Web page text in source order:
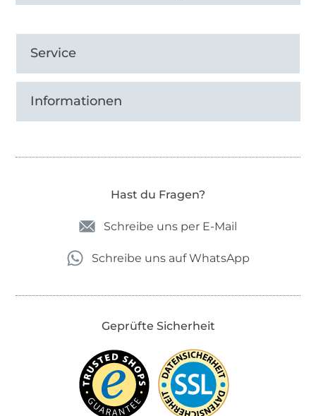
Service
Informationen
Hast du Fragen?
Schreibe uns per E-Mail
Schreibe uns auf WhatsApp
Geprüfte Sicherheit